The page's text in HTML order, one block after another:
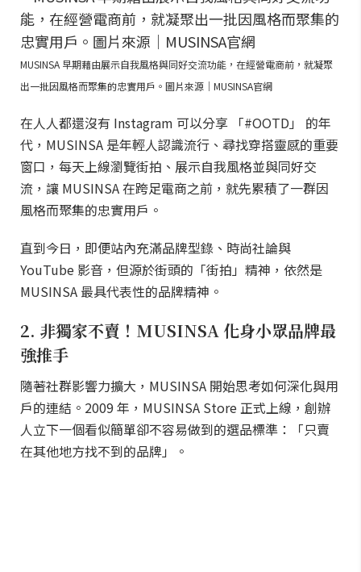
MUSINSA 早期藉由展示自我風格與同好交流功能，在經營電商前，就凝聚
出一批因風格而聚集的忠實用戶。圖片來源｜MUSINSA官網
在人人都還沒有 Instagram 可以分享 「#OOTD」 的年
代，MUSINSA 是年輕人認識流行、尋找穿搭靈感的重要
窗口，每天上線瀏覽街拍、展示自我風格並與同好交
流，讓 MUSINSA 在跨足電商之前，就先累積了一群因
風格而聚集的忠實用戶。
直到今日，即便站內充滿品牌型錄、時尚社論與
YouTube 影音，但源於街頭的「街拍」精神，依然是
MUSINSA 最具代表性的品牌精神。
2. 非獨家不賣！MUSINSA 化身小眾品牌最
強推手
隨著社群影響力擴大，MUSINSA 開始思考如何深化與用
戶的連結。2009 年，MUSINSA Store 正式上線，創辦
人立下一個看似簡單卻不容易做到的選品標準：「只賣
在其他地方找不到的品牌」。